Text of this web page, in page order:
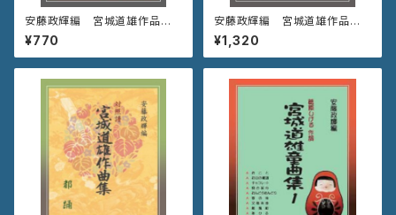
安藤政輝編 宮城道雄作品集
《都 踊》三絃パート譜
¥770
安藤政輝編 宮城道雄作品集
《虫の武蔵野》
¥1,320